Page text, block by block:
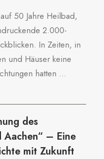
50 Jahre Heilbad,
2.000-
In Zeiten, in
und Häuser keine
hatten ...
des
– Eine
mit Zukunft